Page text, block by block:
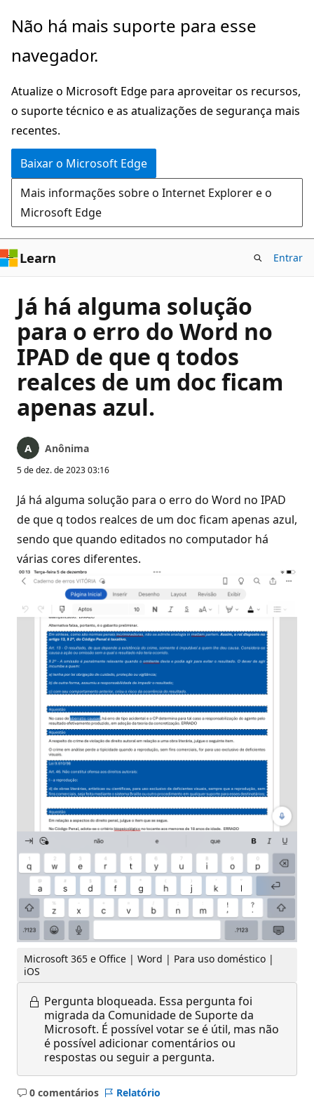
Pular
o
principal
Não há mais suporte para esse
navegador.
Atualize o Microsoft Edge para aproveitar os recursos,
o suporte técnico e as atualizações de segurança mais
recentes.
Baixar o Microsoft Edge
Mais informações sobre o Internet Explorer e o
Microsoft Edge
Learn Entrar
Já há alguma solução
para o erro do Word no
IPAD de que q todos
realces de um doc ficam
apenas azul.
Anônima
5 de dez. de 2023 03:16
Já há alguma solução para o erro do Word no IPAD
de que q todos realces de um doc ficam apenas azul,
sendo que quando editados no computador há
várias cores diferentes.
Microsoft 365 e Office | Word | Para uso doméstico |
iOS
Pergunta bloqueada. Essa pergunta foi
migrada da Comunidade de Suporte da
Microsoft. É possível votar se é útil, mas não
é possível adicionar comentários ou
respostas ou seguir a pergunta.
0 comentários
Sem
Relatório